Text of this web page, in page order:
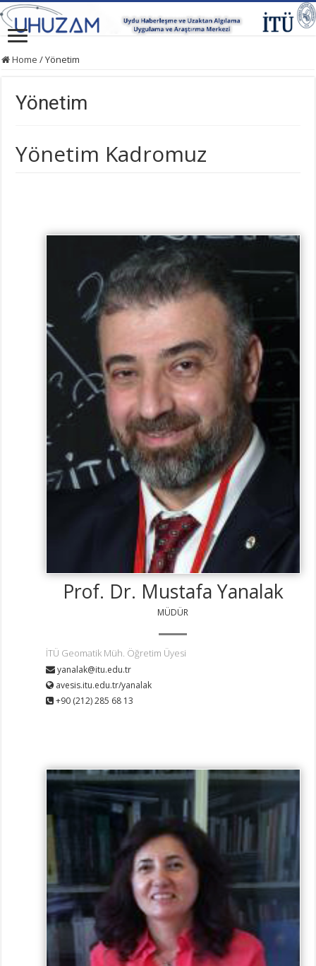
Home /Yönetim
Yönetim
Yönetim Kadromuz
Prof. Dr. Mustafa Yanalak
MÜDÜR
İTÜ Geomatik Müh. Öğretim Üyesi
yanalak@itu.edu.tr
avesis.itu.edu.tr/yanalak
+90 (212) 285 68 13